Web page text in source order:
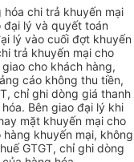
chi trả khuyến mại
đại lý và quyết toán
lý vào cuối đợt khuyến
trả khuyến mại cho
cho khách hàng,
cáo không thu tiền,
chỉ ghi dòng giá thanh
Bên giao đại lý khi
mặt khuyến mại cho
khuyến mại, không
GTGT, chỉ ghi dòng